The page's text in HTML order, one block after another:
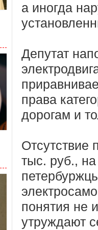
а иногда
Депутат
права
дорогам и
Отсутствие
тыс. руб.,
понятия не
утруждают